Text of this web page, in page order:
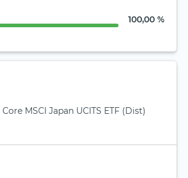
100,00 %
MSCI Japan UCITS ETF (Dist)